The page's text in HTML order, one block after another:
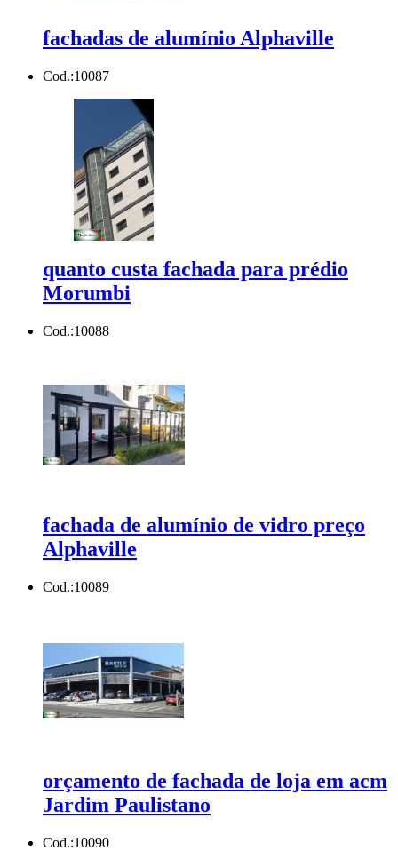
fachadas de alumínio Alphaville
Cod.:10087
quanto custa fachada para prédio
Morumbi
Cod.:10088
fachada de alumínio de vidro preço
Alphaville
Cod.:10089
orçamento de fachada de loja em acm
Jardim Paulistano
Cod.:10090